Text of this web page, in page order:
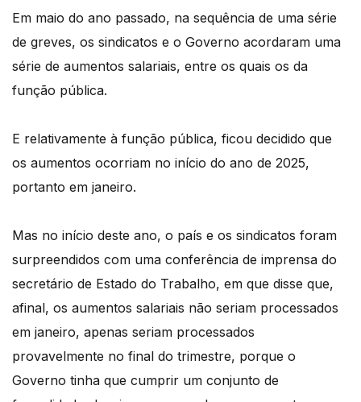
Em maio do ano passado, na sequência de uma série
de greves, os sindicatos e o Governo acordaram uma
série de aumentos salariais, entre os quais os da
função pública.
E relativamente à função pública, ficou decidido que
os aumentos ocorriam no início do ano de 2025,
portanto em janeiro.
Mas no início deste ano, o país e os sindicatos foram
surpreendidos com uma conferência de imprensa do
secretário de Estado do Trabalho, em que disse que,
afinal, os aumentos salariais não seriam processados
em janeiro, apenas seriam processados
provavelmente no final do trimestre, porque o
Governo tinha que cumprir um conjunto de